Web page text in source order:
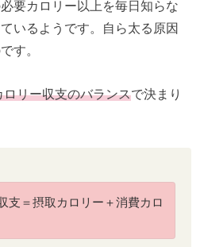
要カロリー以上を毎日知らな
いるようです。自ら太る原因
す。
リー収支のバランスで決まり
支＝摂取カロリー＋消費カロ